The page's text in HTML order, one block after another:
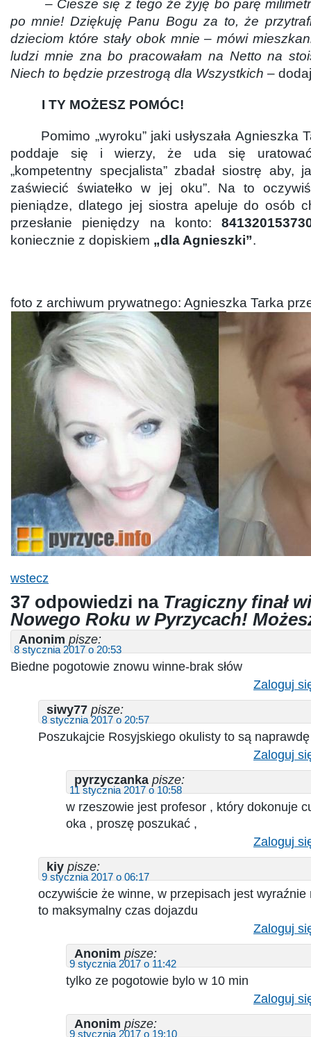
– Ciesze się z tego że żyję bo parę
po mnie! Dziękuję Panu Bogu za to, że
dzieciom które stały obok mnie – mówi
ludzi mnie zna bo pracowałam na Netto na
Niech to będzie przestrogą dla Wszystkich –
I TY MOŻESZ POMÓC!
Pomimo „wyroku” jaki usłyszała Agnieszka
poddaje się i wierzy, że uda się
„kompetentny specjalista” zbadał siostrę aby,
zaświecić światełko w jej oku”. Na to
pieniądze, dlatego jej siostra apeluje do osób
przesłanie pieniędzy na konto:
koniecznie z dopiskiem „dla Agnieszki”.
foto z archiwum prywatnego: Agnieszka Tarka
wstecz
37 odpowiedzi na Tragiczny finał
Nowego Roku w Pyrzycach!
Anonim pisze:
8 stycznia 2017 o 20:53
Biedne pogotowie znowu winne-brak słów
Zaloguj
siwy77 pisze:
8 stycznia 2017 o 20:57
Poszukajcie Rosyjskiego okulisty to są
Zaloguj
pyrzyczanka pisze:
11 stycznia 2017 o 10:58
w rzeszowie jest profesor , który dokonuje
oka , proszę poszukać ,
Zaloguj
kiy pisze:
9 stycznia 2017 o 06:17
oczywiście że winne, w przepisach jest wyraźnie
to maksymalny czas dojazdu
Zaloguj
Anonim pisze:
9 stycznia 2017 o 11:42
tylko ze pogotowie bylo w 10 min
Zaloguj
Anonim pisze:
9 stycznia 2017 o 19:10